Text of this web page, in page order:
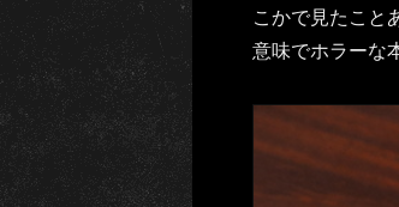
こかで見たこと
意味でホラーな